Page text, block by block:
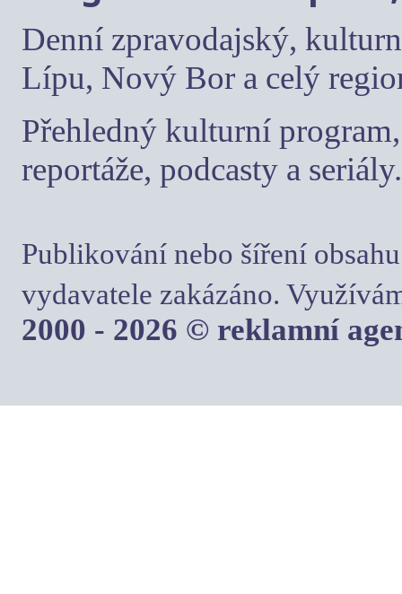
Denní zpravodajský,
Lípu, Nový Bor a celý
Přehledný kulturní
reportáže, podcasty a seriály.
Publikování nebo šíření
vydavatele zakázáno.
2000 - 2026 © reklamní